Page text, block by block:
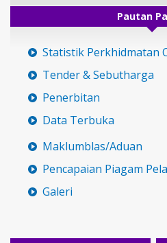
Pautan
Statistik Perkhidmatan
Tender & Sebutharga
Penerbitan
Data Terbuka
Maklumblas/Aduan
Pencapaian Piagam
Galeri